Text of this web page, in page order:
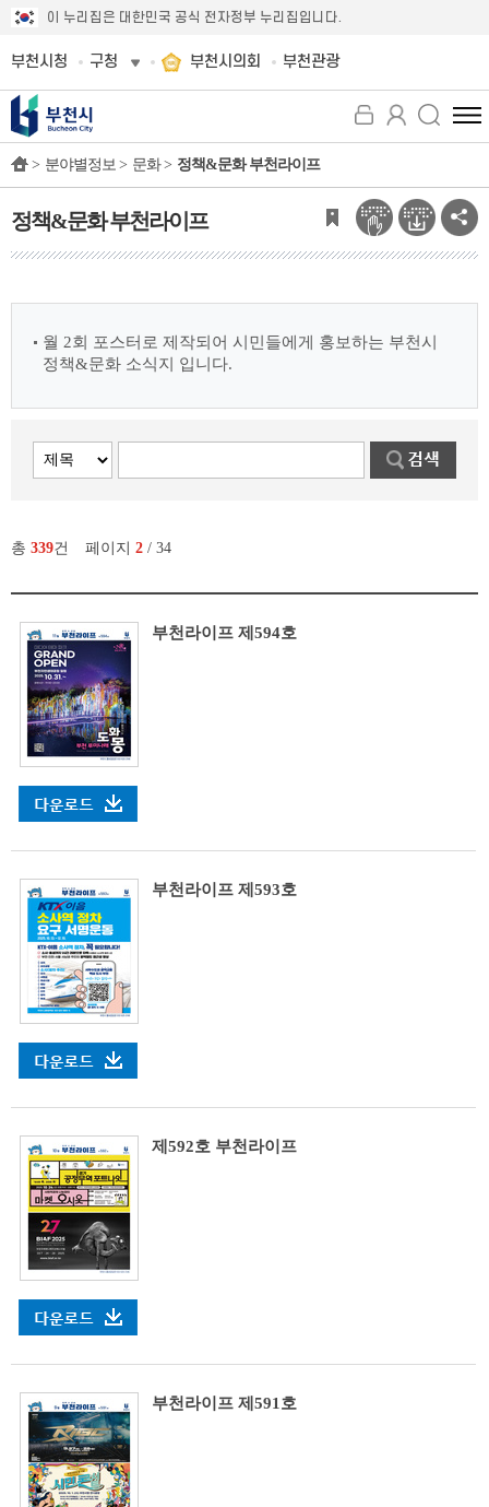
이 누리집은 대한민국 공식 전자정부 누리집입니다.
부천시청 구청 부천시의회 부천관광
전
체
뉴
보
기
> 분야별정보 > 문화 > 정책&문화 부천라이프
정책&문화 부천라이프
월 2회 포스터로 제작되어 시민들에게 홍보하는 부천시
정책&문화 소식지 입니다.
총 339건 페이지 2 / 34
부천라이프 제594호
부천라이프 제593호
제592호 부천라이프
부천라이프 제591호